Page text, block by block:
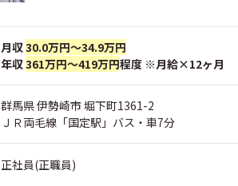
月収30.0万円～34.9万円
年収361万円～419万円程度 ※月給×12ヶ月
群馬県 伊勢崎市 堀下町1361-2
ＪＲ両毛線「国定駅」バス・車7分
正社員(正職員)